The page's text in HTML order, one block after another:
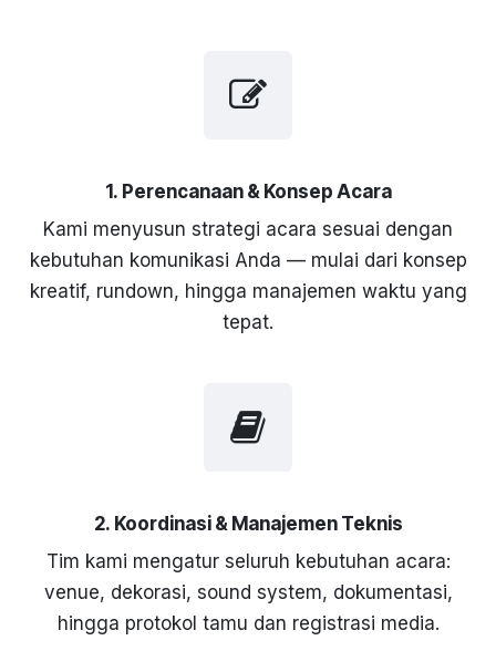
1. Perencanaan & Konsep Acara
Kami menyusun strategi acara sesuai dengan
kebutuhan komunikasi Anda — mulai dari konsep
kreatif, rundown, hingga manajemen waktu yang
tepat.
2. Koordinasi & Manajemen Teknis
Tim kami mengatur seluruh kebutuhan acara:
venue, dekorasi, sound system, dokumentasi,
hingga protokol tamu dan registrasi media.